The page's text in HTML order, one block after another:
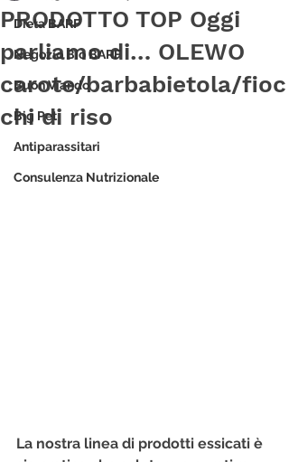
Dieta BARF
Negozio Bio BARF
Buon Viando
Big Pet
Antiparassitari
Consulenza Nutrizionale
PRODOTTO TOP Oggi
parliamo di… OLEWO
carote/barbabietola/fioc
chi di riso
La nostra linea di prodotti essicati è